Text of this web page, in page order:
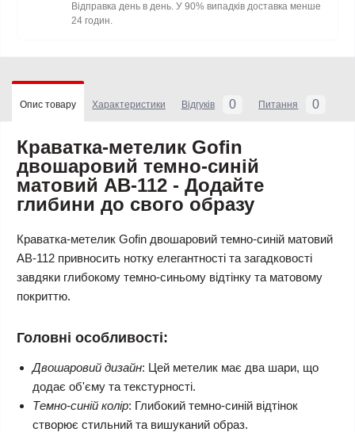
Відправка день в день. У 90% випадків доставка менше
24 годин.
Опис товару Характеристики Відгуків 0 Питання 0
Краватка-метелик Gofin
двошаровий темно-синій
матовий AB-112 - Додайте
глибини до свого образу
Краватка-метелик Gofin двошаровий темно-синій матовий
AB-112 привносить нотку елегантності та загадковості
завдяки глибокому темно-синьому відтінку та матовому
покриттю.
Головні особливості:
Двошаровий дизайн: Цей метелик має два шари, що
додає об'єму та текстурності.
Темно-синій колір: Глибокий темно-синій відтінок
створює стильний та вишуканий образ.